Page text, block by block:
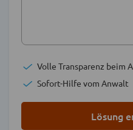
Volle Transparenz beim
Sofort-Hilfe vom Anwalt
Lösung